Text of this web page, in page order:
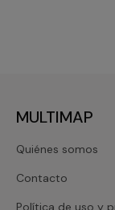
MULTIMAP
Quiénes somos
Contacto
Política de uso y